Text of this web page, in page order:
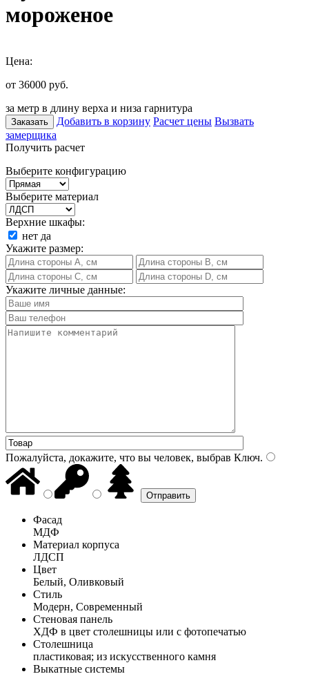
мороженое
Цена:
от 36000 руб.
за метр в длину верха и низа гарнитура
Заказать Добавить в корзину Расчет цены Вызвать
замерщика
Получить расчет
Выберите конфигурацию
Выберите материал
Верхние шкафы:
нет да
Укажите размер:
Укажите личные данные:
Пожалуйста, докажите, что вы человек, выбрав Ключ.
Фасад
МДФ
Материал корпуса
ЛДСП
Цвет
Белый, Оливковый
Стиль
Модерн, Современный
Стеновая панель
ХДФ в цвет столешницы или с фотопечатью
Столешница
пластиковая; из искусственного камня
Выкатные системы